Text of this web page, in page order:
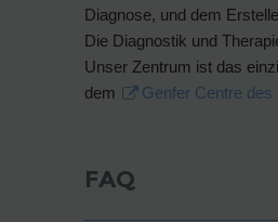
Diagnose, und dem
Die Diagnostik und
Unser Zentrum ist das
dem
Genfer Centre des
FAQ